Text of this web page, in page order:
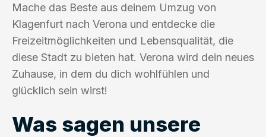
Mache das Beste aus deinem Umzug von
Klagenfurt nach Verona und entdecke die
Freizeitmöglichkeiten und Lebensqualität, die
diese Stadt zu bieten hat. Verona wird dein neues
Zuhause, in dem du dich wohlfühlen und
glücklich sein wirst!
Was sagen unsere